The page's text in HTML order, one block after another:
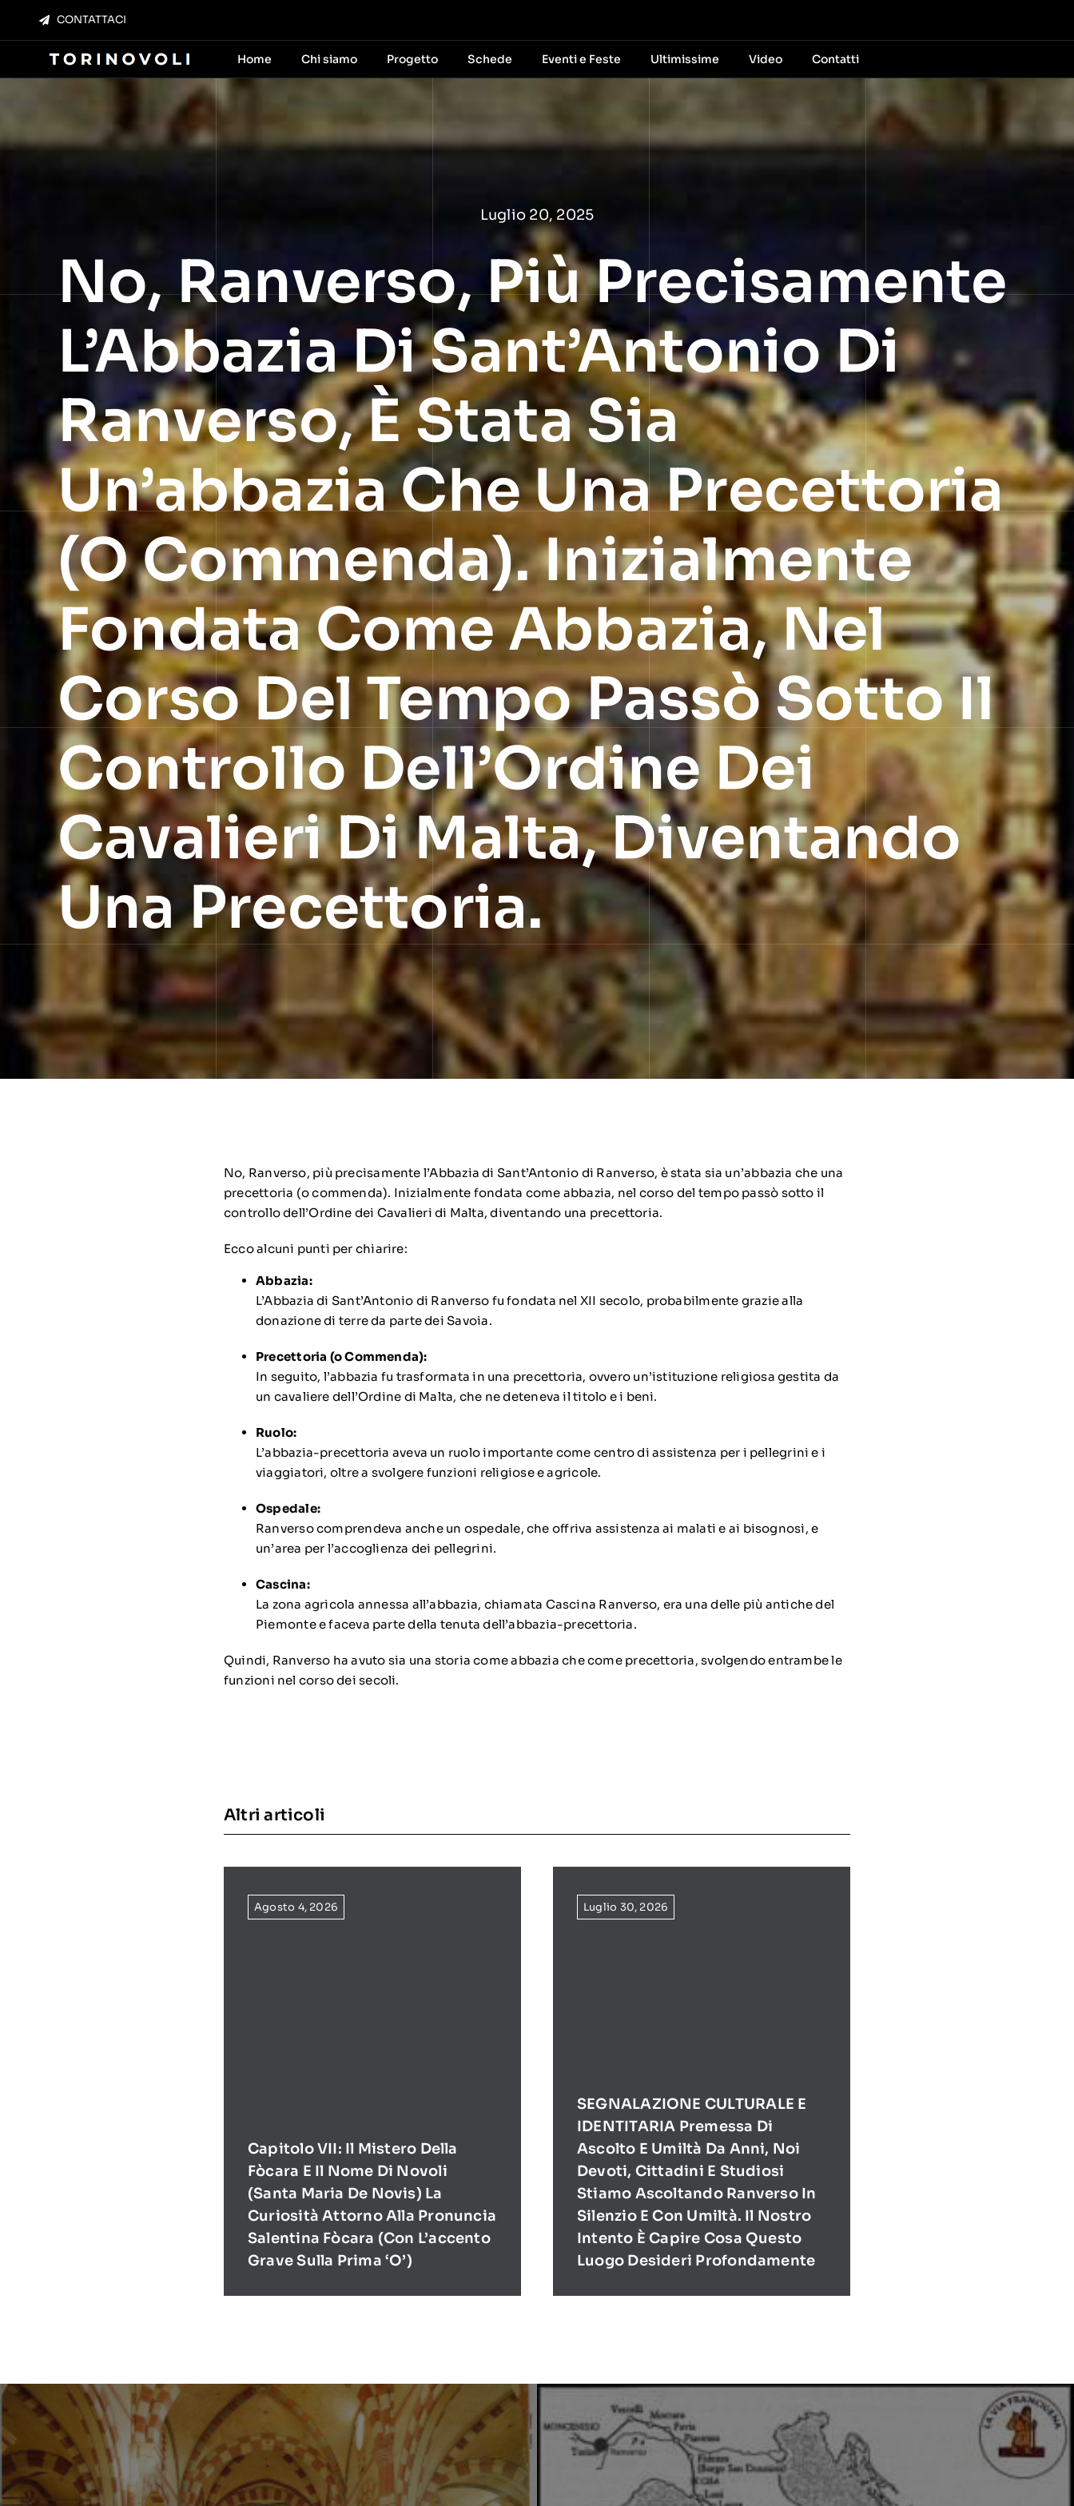
contenuto
CONTATTACI
Home Chi siamo Progetto Schede Eventi e Feste Ultimissime Video Contatti
Luglio 20, 2025
No, Ranverso, Più Precisamente
L’Abbazia Di Sant’Antonio Di
Ranverso, È Stata Sia
Un’abbazia Che Una Precettoria
(o Commenda). Inizialmente
Fondata Come Abbazia, Nel
Corso Del Tempo Passò Sotto Il
Controllo Dell’Ordine Dei
Cavalieri Di Malta, Diventando
Una Precettoria.
No, Ranverso, più precisamente l’Abbazia di Sant’Antonio di Ranverso, è stata sia un’abbazia che una
precettoria (o commenda). Inizialmente fondata come abbazia, nel corso del tempo passò sotto il
controllo dell’Ordine dei Cavalieri di Malta, diventando una precettoria.
Ecco alcuni punti per chiarire:
Abbazia:
L’Abbazia di Sant’Antonio di Ranverso fu fondata nel XII secolo, probabilmente grazie alla
donazione di terre da parte dei Savoia.
Precettoria (o Commenda):
In seguito, l’abbazia fu trasformata in una precettoria, ovvero un’istituzione religiosa gestita da
un cavaliere dell’Ordine di Malta, che ne deteneva il titolo e i beni.
Ruolo:
L’abbazia-precettoria aveva un ruolo importante come centro di assistenza per i pellegrini e i
viaggiatori, oltre a svolgere funzioni religiose e agricole.
Ospedale:
Ranverso comprendeva anche un ospedale, che offriva assistenza ai malati e ai bisognosi, e
un’area per l’accoglienza dei pellegrini.
Cascina:
La zona agricola annessa all’abbazia, chiamata Cascina Ranverso, era una delle più antiche del
Piemonte e faceva parte della tenuta dell’abbazia-precettoria.
Quindi, Ranverso ha avuto sia una storia come abbazia che come precettoria, svolgendo entrambe le
funzioni nel corso dei secoli.
Altri articoli
Agosto 4, 2026
Capitolo VII: Il Mistero Della
Fòcara E Il Nome Di Novoli
(Santa Maria De Novis) La
Curiosità Attorno Alla Pronuncia
Salentina Fòcara (con L’accento
Grave Sulla Prima ‘O’)
Luglio 30, 2026
SEGNALAZIONE CULTURALE E
IDENTITARIA Premessa Di
Ascolto E Umiltà Da Anni, Noi
Devoti, Cittadini E Studiosi
Stiamo Ascoltando Ranverso In
Silenzio E Con Umiltà. Il Nostro
Intento È Capire Cosa Questo
Luogo Desideri Profondamente